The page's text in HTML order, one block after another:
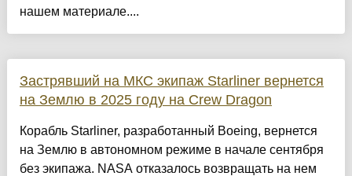
нашем материале....
Застрявший на МКС экипаж Starliner вернется
на Землю в 2025 году на Crew Dragon
Корабль Starliner, разработанный Boeing, вернется
на Землю в автономном режиме в начале сентября
без экипажа. NASA отказалось возвращать на нем